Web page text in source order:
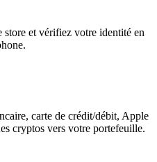
et vérifiez votre identité en
carte de crédit/débit, Apple
cryptos vers votre portefeuille.